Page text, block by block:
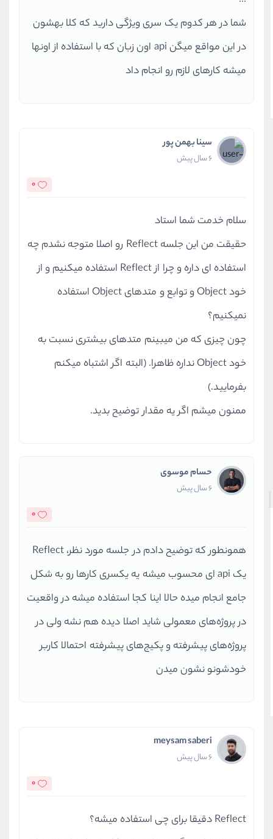
شما در هر کدوم یک سری ویژگی دارید که کلا بهشون
در این مواقع میگن api اون زبان که با استفاده از اونها
میشه کارهای لازم رو انجام داد
سینا بهمن پور
6 سال پیش
0
سلام خدمت شما استاد
حقیقت من این جلسه Reflect رو اصلا متوجه نشدم چه
استفاده ای داره و چرا از Reflect استفاده میکنیم و از
خود Object و توابع و متدهای Object استفاده
نمیکنیم؟
چون چیزی که من میبینم متدهای بیشتری نسبت به
خود Object نداره ظاهرا. (البته اگر اشتباه میکنم
بفرمایید.)
ممنون میشم اگر یه مقدار توضیح بدید.
حسام موسوی
6 سال پیش
0
همونطور که توضیح دادم در جلسه مورد نظر، Reflect
یک api ای محسوب میشه یه یکسری کارها رو به شکل
جامع انجام میده حالا اینا کجا استفاده میشه در واقعیت
در پروژه‌های معمولی شاید اصلا دیده هم نشه ولی در
پروژه‌های پیشرفته و پکیج‌های پیشرفته احتمالا کاربر
خودشونو نشون میدن
meysam saberi
6 سال پیش
0
Reflect دقیقا برای چی استفاده میشه؟